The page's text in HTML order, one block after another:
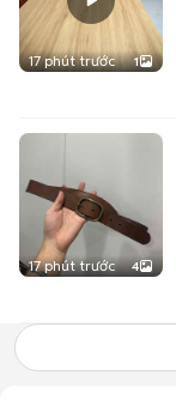
17 phút trước 1
17 phút trước 4